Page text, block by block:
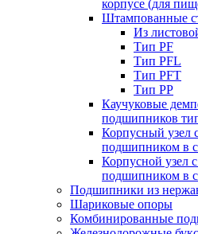
корпусе (для
Штампованные
Из
Тип PF
Тип PFL
Тип PFT
Тип PP
Каучуковые
подшипников
Корпусный узел
подшипником в
Корпусной узел
подшипником в
Подшипники из
Шариковые опоры
Комбинированные